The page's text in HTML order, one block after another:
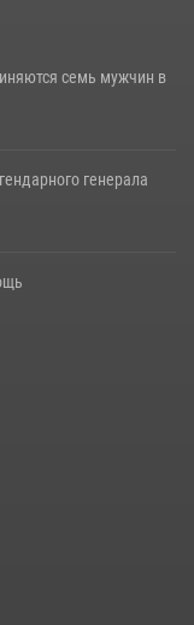
семь мужчин в
генерала